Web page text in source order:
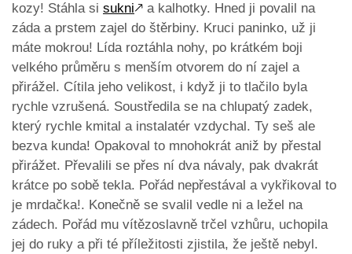
kozy! Stáhla si sukni🡕 a kalhotky. Hned ji povalil na
záda a prstem zajel do štěrbiny. Kruci paninko, už ji
máte mokrou! Lída roztáhla nohy, po krátkém boji
velkého průměru s menším otvorem do ní zajel a
přirážel. Cítila jeho velikost, i když ji to tlačilo byla
rychle vzrušená. Soustředila se na chlupatý zadek,
který rychle kmital a instalatér vzdychal. Ty seš ale
bezva kunda! Opakoval to mnohokrát aniž by přestal
přirážet. Převalili se přes ní dva návaly, pak dvakrát
krátce po sobě tekla. Pořád nepřestával a vykřikoval to
je mrdačka!. Konečně se svalil vedle ni a ležel na
zádech. Pořád mu vítězoslavně trčel vzhůru, uchopila
jej do ruky a při té příležitosti zjistila, že ještě nebyl.